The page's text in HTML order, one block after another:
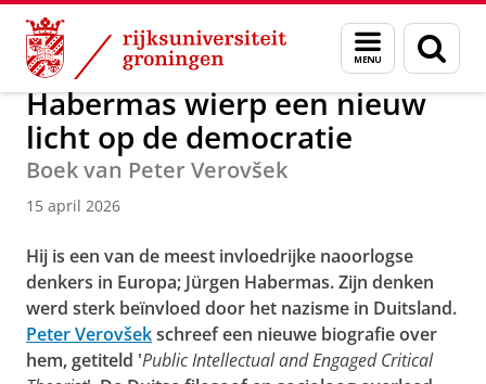
Skip
Content
Skip
Navigation
Menu
en
zoeken
Over ons Actueel
Habermas wierp een nieuw
licht op de democratie
Boek van Peter Verovšek
15 april 2026
Hij is een van de meest invloedrijke naoorlogse
denkers in Europa; Jürgen Habermas. Zijn denken
werd sterk beïnvloed door het nazisme in Duitsland.
Peter Verovšekschreef een nieuwe biografie over
hem, getiteld 'Public Intellectual and Engaged Critical